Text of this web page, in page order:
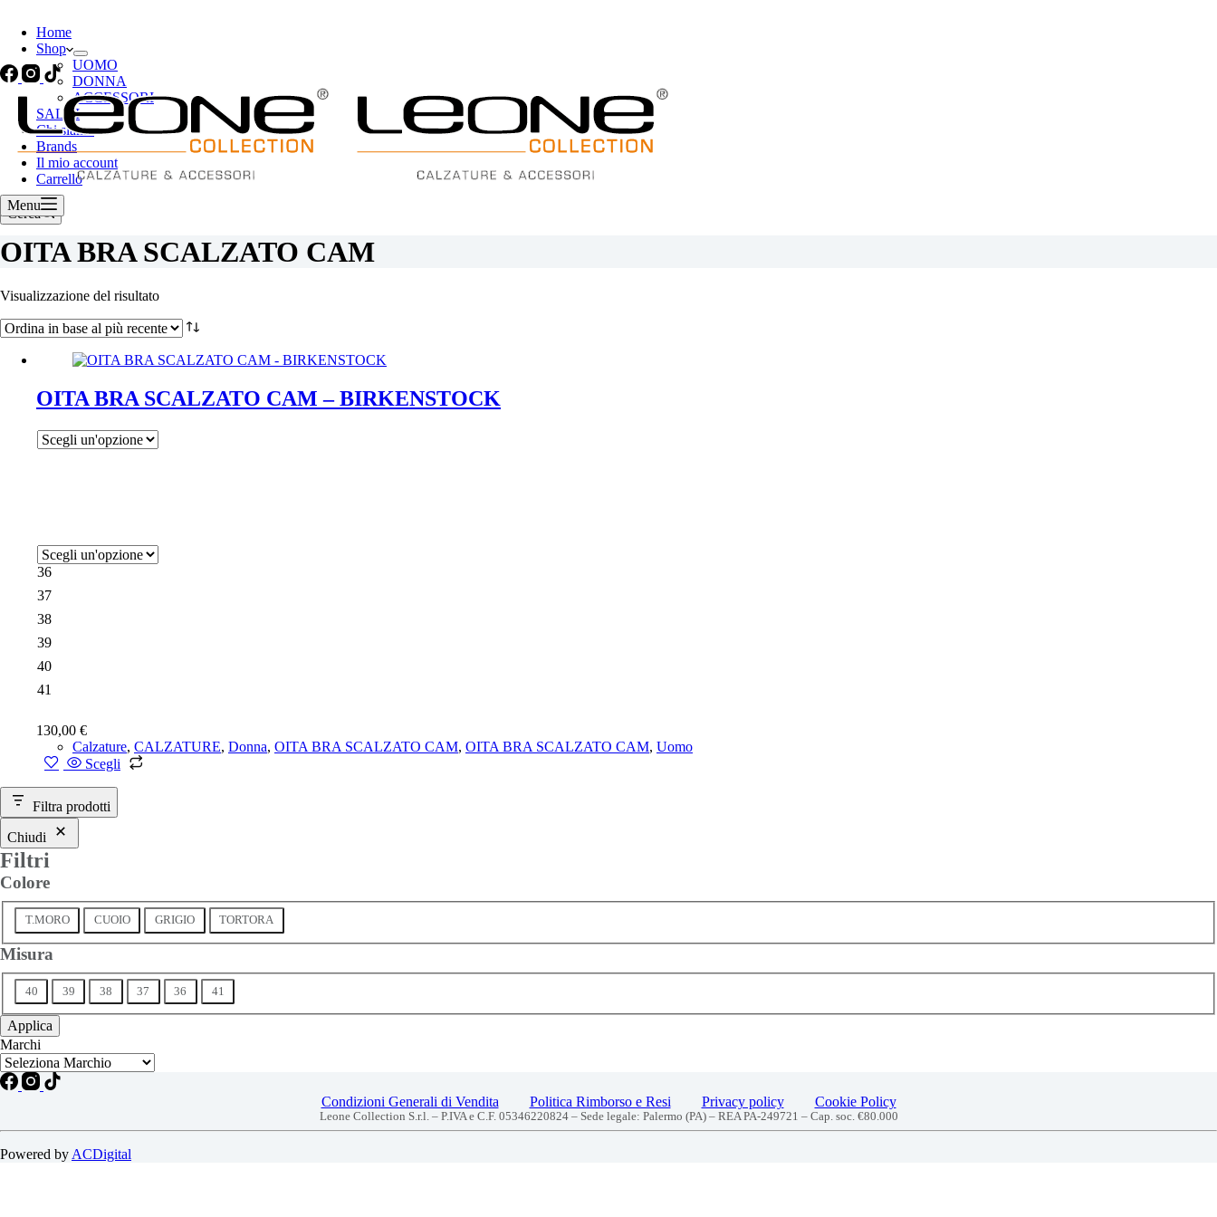
Home
Shop
UOMO
DONNA
ACCESSORI
SALDI
Chi siamo
Brands
Il mio account
Carrello
Cerca
Menu
OITA BRA SCALZATO CAM
Visualizzazione del risultato
OITA BRA SCALZATO CAM – BIRKENSTOCK
36
37
38
39
40
41
130,00 €
Calzature, CALZATURE, Donna, OITA BRA SCALZATO CAM, OITA BRA SCALZATO CAM, Uomo
Scegli
scelte
nella
pagina
prodotto
Filtra prodotti
Chiudi
Filtri
Colore
Colore
T.MORO CUOIO GRIGIO TORTORA
Misura
Taglia
40 39 38 37 36 41
Applica
Marchi
Condizioni Generali di Vendita Politica Rimborso e Resi Privacy policy Cookie Policy
Leone Collection S.r.l. – P.IVA e C.F. 05346220824 – Sede legale: Palermo (PA) – REA PA-249721 – Cap. soc. €80.000
Powered by ACDigital